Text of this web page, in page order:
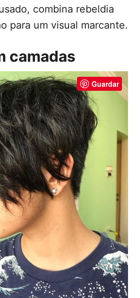
combina rebeldia
para um visual marcante.
camadas
Guardar